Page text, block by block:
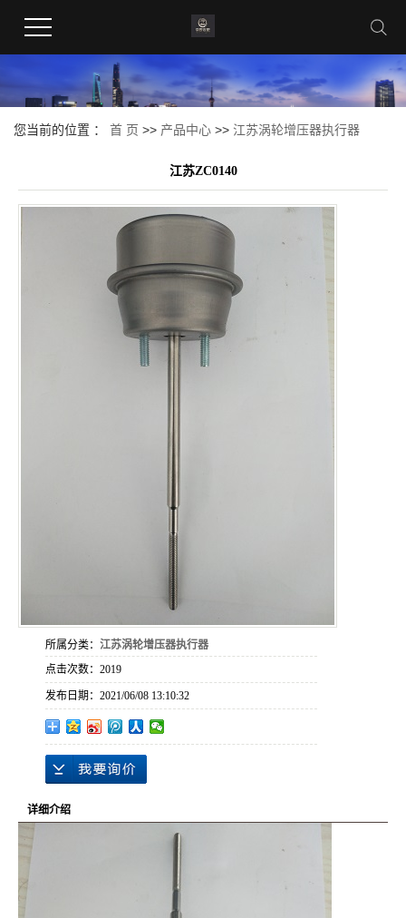
您当前的位置 ： 首 页 >> 产品中心 >> 江苏涡轮增压器执行器
江苏ZC0140
所属分类： 江苏涡轮增压器执行器
点击次数： 2019
发布日期： 2021/06/08 13:10:32
详细介绍